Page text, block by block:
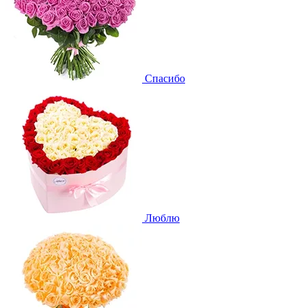
Спасибо
Люблю